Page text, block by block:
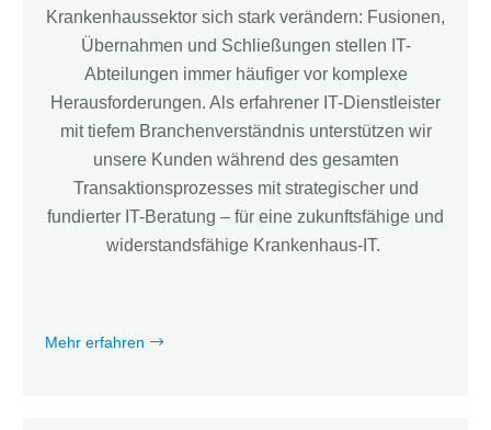
Krankenhaussektor sich stark verändern: Fusionen,
Übernahmen und Schließungen stellen IT-
Abteilungen immer häufiger vor komplexe
Herausforderungen. Als erfahrener IT-Dienstleister
mit tiefem Branchenverständnis unterstützen wir
unsere Kunden während des gesamten
Transaktionsprozesses mit strategischer und
fundierter IT-Beratung – für eine zukunftsfähige und
widerstandsfähige Krankenhaus-IT.
Mehr erfahren